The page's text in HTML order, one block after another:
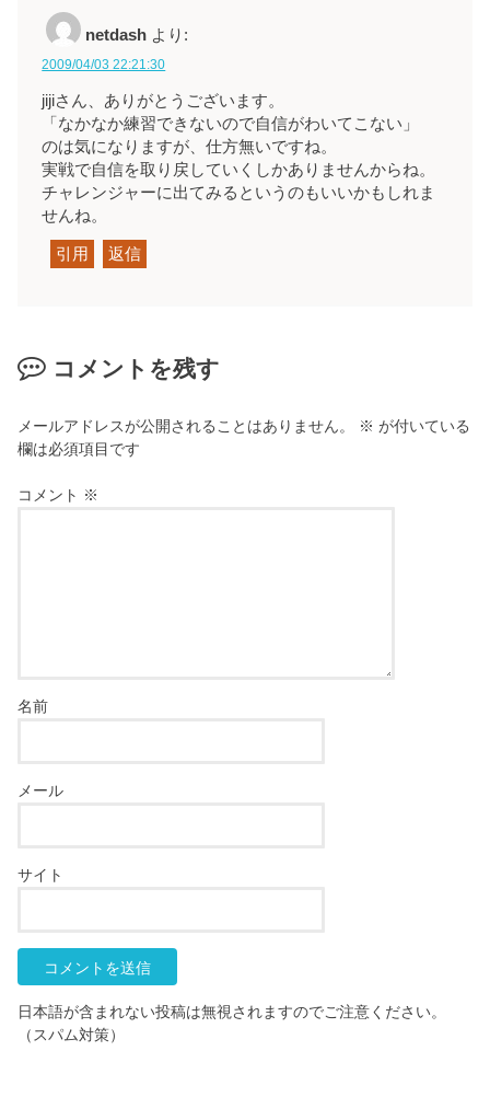
netdash より:
2009/04/03 22:21:30
jijiさん、ありがとうございます。
「なかなか練習できないので自信がわいてこない」
のは気になりますが、仕方無いですね。
実戦で自信を取り戻していくしかありませんからね。
チャレンジャーに出てみるというのもいいかもしれま
せんね。
引用 返信
コメントを残す
メールアドレスが公開されることはありません。 ※ が付いている
欄は必須項目です
コメント ※
名前
メール
サイト
日本語が含まれない投稿は無視されますのでご注意ください。
（スパム対策）